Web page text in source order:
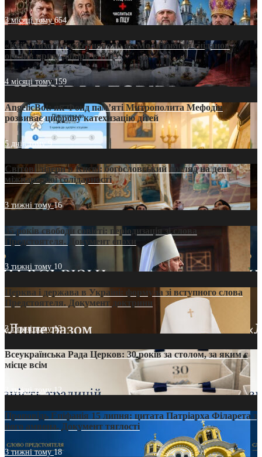
3 місяці тому654
«Кейс Тихона» у Тернополі: як Молитовний сніданок
оголив кризу довіри в ПЦУ
4 місяці тому159
AngelicBot: як Фонд пам’яті Митрополита Мефодія
розвиває цифрову катехизацію дітей
5 днів тому9
Світові лідери в Києві: богословський погляд на день
міжнародної солідарності
3 тижні тому16
35 років свободи совісті: періодизація зі слова
Предстоятеля. Документ епохи
3 тижні тому 10
Церква і держава в Україні: формула зі вступного слова
Предстоятеля. Документ доктрини
3 тижні тому13
Всеукраїнська Рада Церков: 30 років за столом, за яким є
місце всім
3 тижні тому12
Проповідь Епіфанія 15 липня: цитата Патріарха Філарета з
його амвона. Документ тяглості
3 тижні тому18